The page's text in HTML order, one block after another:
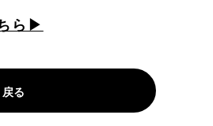
ら▶
戻る